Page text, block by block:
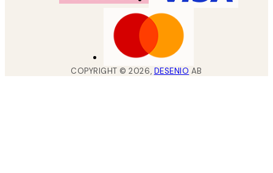
COPYRIGHT ©2026, DESENIO AB